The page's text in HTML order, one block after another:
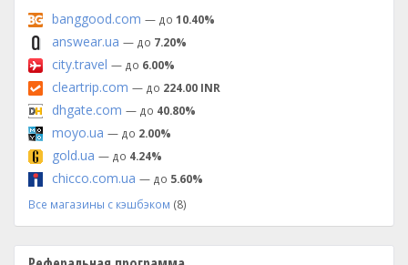
banggood.com — до 10.40%
answear.ua — до 7.20%
city.travel — до 6.00%
cleartrip.com — до 224.00 INR
dhgate.com — до 40.80%
moyo.ua — до 2.00%
gold.ua — до 4.24%
chicco.com.ua — до 5.60%
Все магазины с кэшбэком (8)